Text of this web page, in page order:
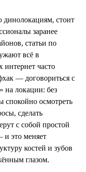
динолокациям, стоит
заранее
статьи по
всё в
часто
— договориться с
на локации: без
спокойно осмотреть
сделать
с собой простой
это меняет
костей и зубов
глазом.